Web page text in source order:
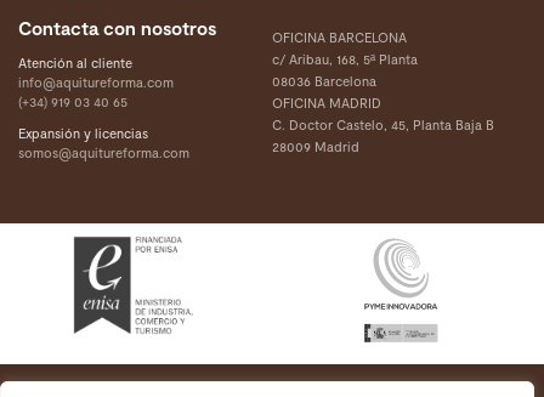
Contacta con nosotros
Atención al cliente
info@aquitureforma.com
(+34) 919 03 40 65
Expansión y licencias
somos@aquitureforma.com
OFICINA BARCELONA
c/ Aribau, 168, 5ª Planta
08036 Barcelona
OFICINA MADRID
C. Doctor Castelo, 45, Planta Baja B
28009 Madrid
Aquí tu reforma 2021 Todos los derechos reservados.